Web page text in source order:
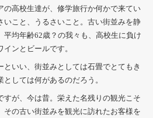
の高校生達が、修学旅行か何かで来てい
いこと、うるさいこと。古い街並みを静
平均年齢62歳？の我々も、高校生に負け
ンとビールです。
いい、街並みとしては石畳でとてもき
しては何があるのだろう。
すが、今は昔。栄えた名残りの観光こそ
その古い街並みを観光に訪れたお客様を